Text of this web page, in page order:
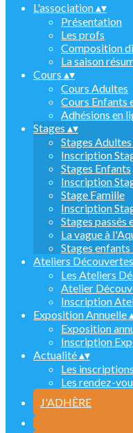
L'association▴▾
Présentation
Les profs
Composition
La saison
Cours ▴▾
Cours Adultes
Cours Enfants
Adhésions en
Stages ▴▾
Stages
Inscription
Stages Enfants
Inscription
Stage Famille
Inscription
Stages passés
La vague à
Stages
Ateliers Découvertes
Les Ateliers
Atelier
Inscription
Exposition Annuelle
Exposition
Inscription
Actualité▴▾
Les
Les rendez-
J'ADHÈRE